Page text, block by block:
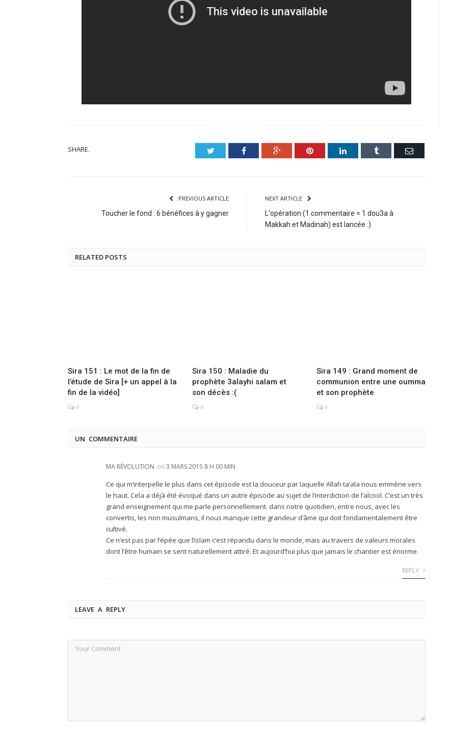
SHARE. Twitter Facebook Google+ Pinterest LinkedIn Tumblr Email
PREVIOUS ARTICLE
Toucher le fond : 6 bénéfices à y gagner
NEXT ARTICLE
L'opération (1 commentaire = 1 dou3a à
Makkah et Madinah) est lancée :)
RELATED POSTS
Sira 151 : Le mot de la fin de
l’étude de Sira [+ un appel à la
fin de la vidéo]
0
Sira 150 : Maladie du
prophète 3alayhi salam et
son décès :(
0
Sira 149 : Grand moment de
communion entre une oumma
et son prophète
0
UN COMMENTAIRE
MA RÉVOLUTION on 3 MARS 2015 8 H 00 MIN
Ce qui m’interpelle le plus dans cet épisode est la douceur par laquelle Allah ta’ala nous emmène vers
le haut. Cela a déjà été évoqué dans un autre épisode au sujet de l’interdiction de l’alcool. C’est un très
grand enseignement qui me parle personnellement. dans notre quotidien, entre nous, avec les
convertis, les non musulmans, il nous manque cette grandeur d’âme qui doit fondamentalement être
cultivé.
Ce n’est pas par l’épée que l’islam c’est répandu dans le monde, mais au travers de valeurs morales
dont l’être humain se sent naturellement attiré. Et aujourd’hui plus que jamais le chantier est énorme.
REPLY
LEAVE A REPLY